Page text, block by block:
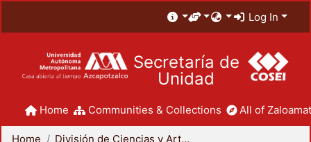
Log In
Secretaría de
Unidad
Home Communities & Collections All of
Home
División de Ciencias y Artes para el Diseño